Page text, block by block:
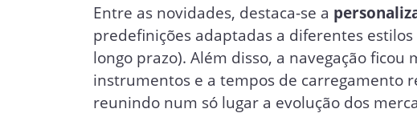
Entre as novidades, destaca-se a
predefinições adaptadas a diferentes
longo prazo). Além disso, a navegação
instrumentos e a tempos de carregamento
reunindo num só lugar a evolução dos